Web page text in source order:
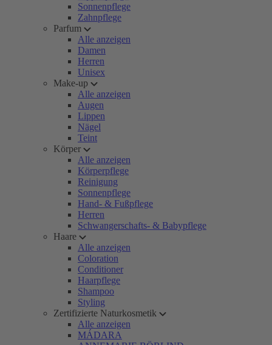
Sonnenpflege
Zahnpflege
Parfum
Alle anzeigen
Damen
Herren
Unisex
Make-up
Alle anzeigen
Augen
Lippen
Nägel
Teint
Körper
Alle anzeigen
Körperpflege
Reinigung
Sonnenpflege
Hand- & Fußpflege
Herren
Schwangerschafts- & Babypflege
Haare
Alle anzeigen
Coloration
Conditioner
Haarpflege
Shampoo
Styling
Zertifizierte Naturkosmetik
Alle anzeigen
MÁDARA